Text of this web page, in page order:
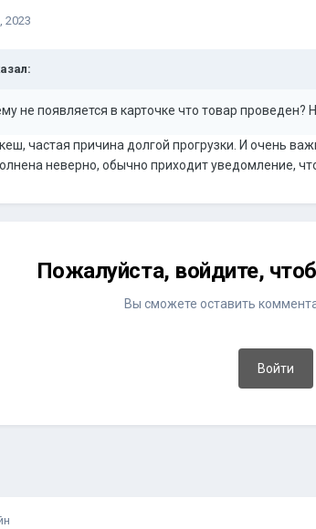
2023
не появляется в карточке что товар проведен?
частая причина долгой прогрузки. И очень
неверно, обычно приходит уведомление,
Пожалуйста, войдите,
Вы сможете оставить
Войти